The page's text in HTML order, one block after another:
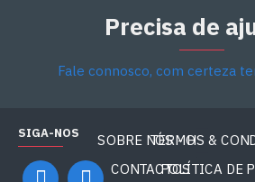
Precisa de
Fale connosco, com certeza
SIGA-NOS
SOBRE NÓS - H7M
CONTACTOS
TERMOS &
POLÍTICA DE